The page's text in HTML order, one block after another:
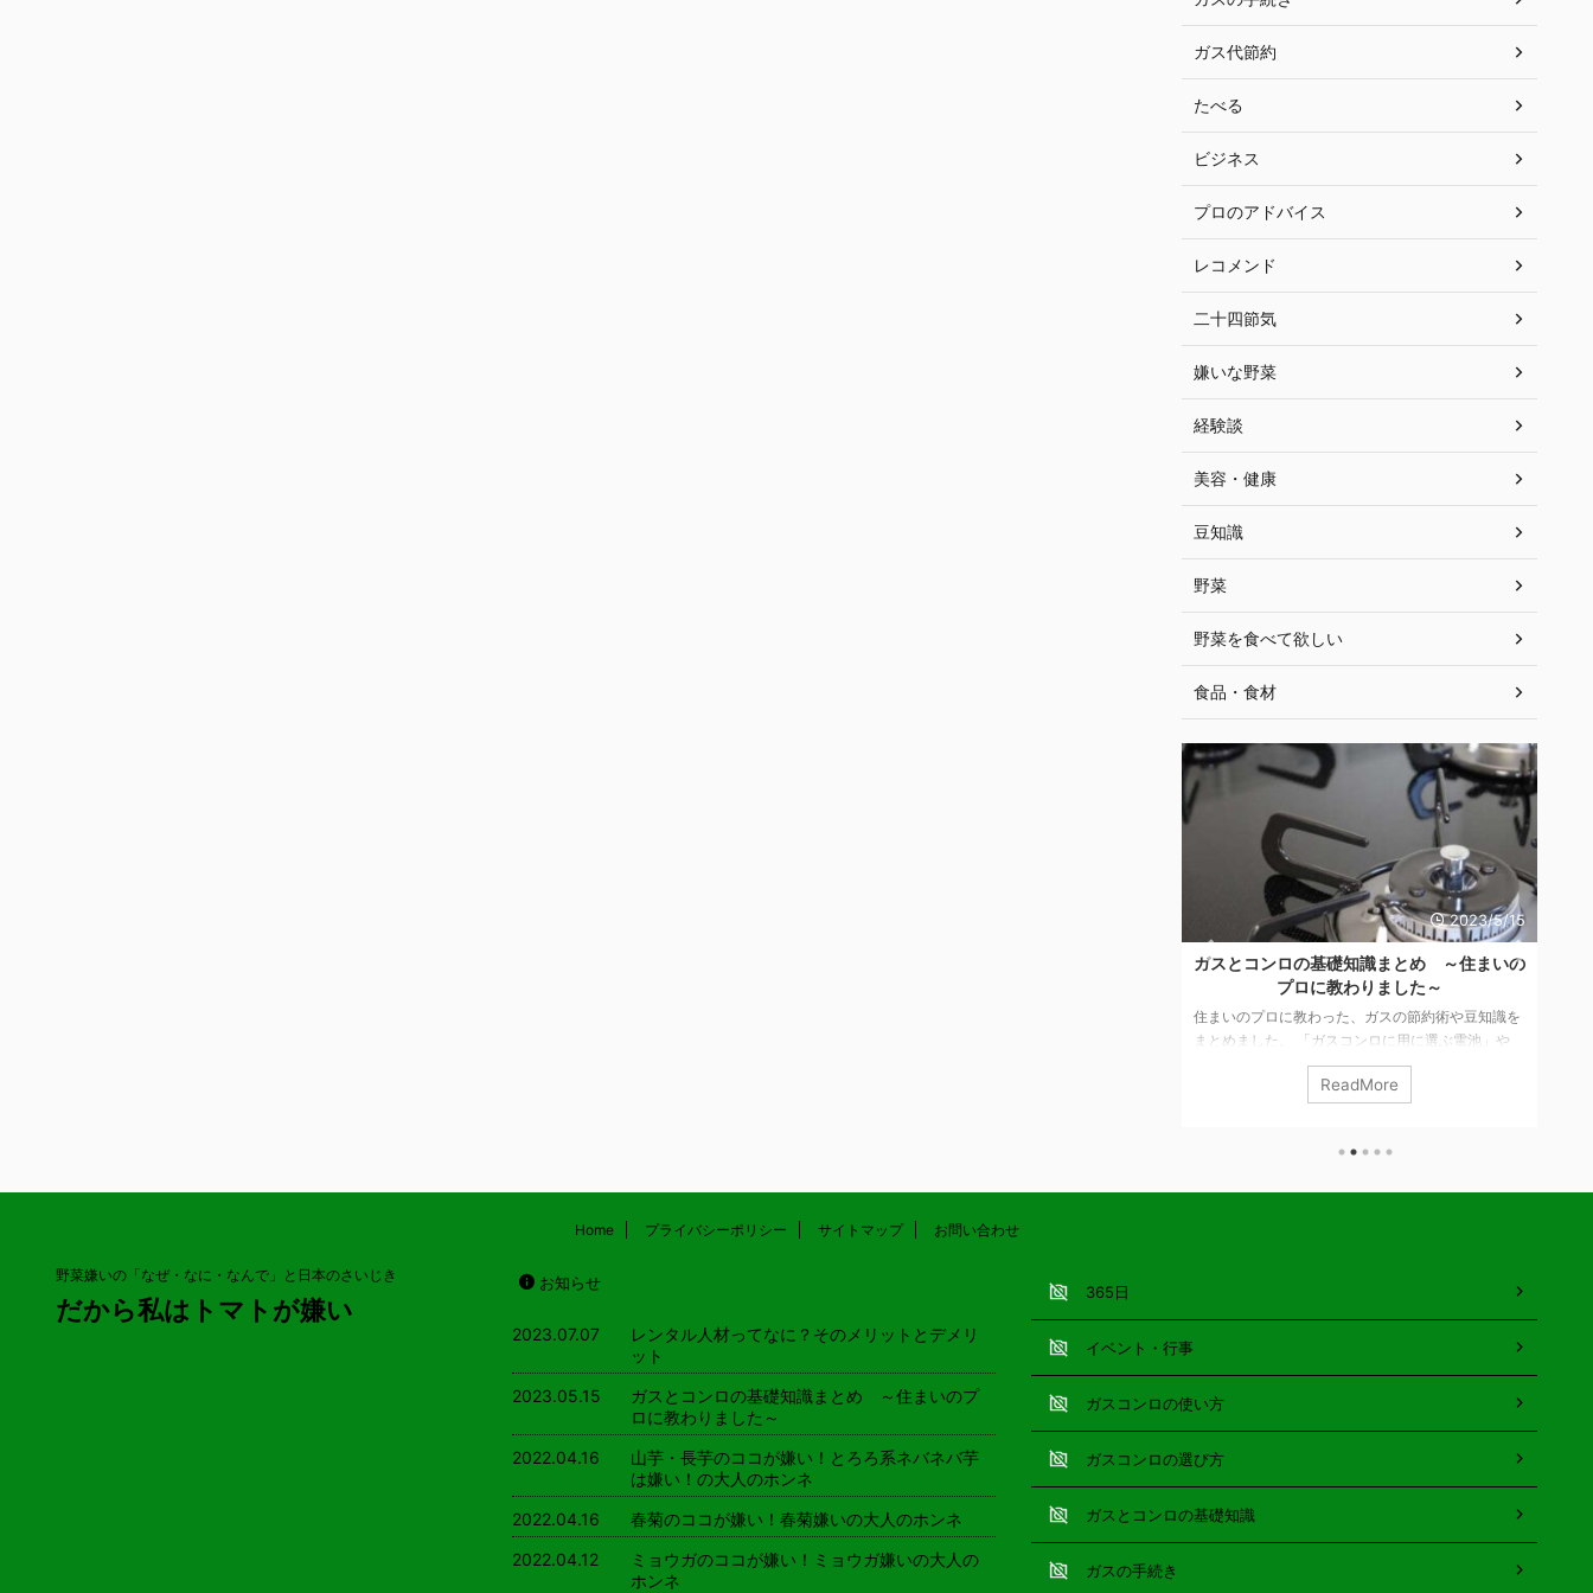
ガス代節約
たべる
ビジネス
プロのアドバイス
レコメンド
二十四節気
嫌いな野菜
経験談
美容・健康
豆知識
野菜
野菜を食べて欲しい
食品・食材
ら食べられない。 えぐい・避けづらい 独特の香り
と。 友人はもともと、そういうところのお金の使い
2023/5/15
ガスとコンロの基礎知識まとめ ～住まいの
プロに教わりました～
住まいのプロに教わった、ガスの節約術や豆知識を
まとめました。 「ガスコンロに用に選ぶ電池」や
「おすすめ五徳」や火災予防の知恵などもご紹介し
ています！ ガスやコンロの基礎知識 サムネイル付
コンロとIHクッキングヒーターの光熱費はどちらが
ReadMore
Home プライバシーポリシー サイトマップ お問い合わせ
お知らせ
2023.07.07
レンタル人材ってなに？そのメリットとデメリ
ット
2023.05.15
ガスとコンロの基礎知識まとめ ～住まいのプ
ロに教わりました～
2022.04.16
山芋・長芋のココが嫌い！とろろ系ネバネバ芋
は嫌い！の大人のホンネ
2022.04.16
春菊のココが嫌い！春菊嫌いの大人のホンネ
2022.04.12
ミョウガのココが嫌い！ミョウガ嫌いの大人の
ホンネ
365日
イベント・行事
ガスコンロの使い方
ガスコンロの選び方
ガスとコンロの基礎知識
ガスの手続き
野菜嫌いの「なぜ・なに・なんで」と日本のさいじき
だから私はトマトが嫌い